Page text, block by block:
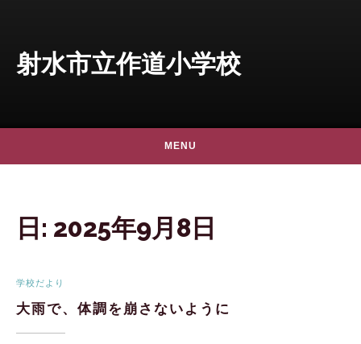
射水市立作道小学校
MENU
日: 2025年9月8日
学校だより
大雨で、体調を崩さないように